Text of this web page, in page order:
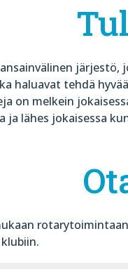
haluavat tehdä
on melkein
ja lähes jokaisessa